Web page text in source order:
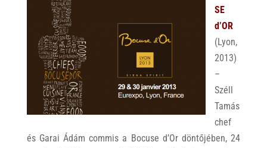
SE
d’OR
(Lyon,
2013)
–
Széll
Tamás
chef
és Garai Ádám commis a Bocuse d’Or döntőjében, 24